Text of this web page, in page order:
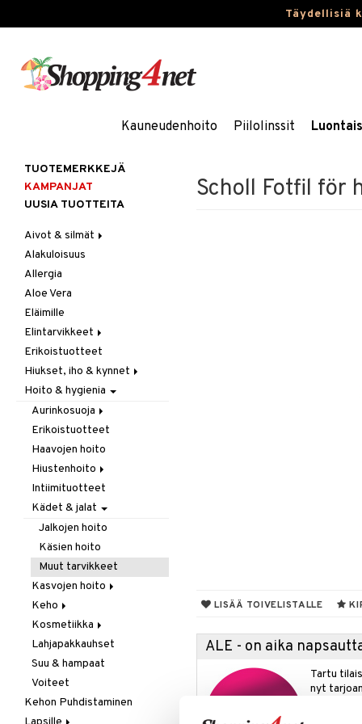
Täydellisiä
Kauneudenhoito Piilolinssit
Scholl Fotfil för
LISÄÄ TOIVELISTALLE
ALE - on aika
Tartu
nyt
TUOTEMERKKEJÄ
KAMPANJAT
UUSIA TUOTTEITA
Aivot & silmät
Muisti
Rasvahapot
Silmät
Alakuloisuus
Allergia
Aloe Vera
Eläimille
Elintarvikkeet
Hedelmät & pähkinät
Itäminen
Jauhot & leivonta
Juomat
Kookos
Makeutusaineet
Mausteet & liemet
Muut
Öljy & rasva
Pähkinä- & siementahnoja
Patukat
Rawfood
Säilytys
Snacks
Suklaa
Tee
Erikoistuotteet
Hiukset, iho & kynnet
Aurinko & pigmentti
Hiukset
Ravintolisät
Hoito & hygienia
Aurinkosuoja
Aftersun-tuotteet
Aurinkovoiteet
Huulet
Erikoistuotteet
Haavojen hoito
Hiustenhoito
Erikoistuotteet
Hoitoaineet
Sampoot
Intiimituotteet
Kädet & jalat
Jalkojen hoito
Käsien hoito
Muut tarvikkeet
Kasvojen hoito
Erikoistuotteet
Parranajotuotteet
Puhdistaminen
Silmänympärysvoiteet
Voiteet
Keho
Deodorantit
Erikoistuotteet
Eteeriset öljyt
Kylpy, suihku & saippuat
Öljyt
Kosmetiikka
Huulet
Iho
Silmät
Lahjapakkauhset
Suu & hampaat
Voiteet
Kehon Puhdistaminen